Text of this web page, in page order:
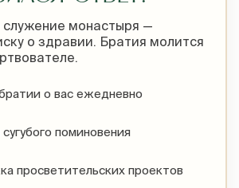
монастыря —
о здравии. Братия молится
о вас ежедневно
поминовения
просветительских проектов